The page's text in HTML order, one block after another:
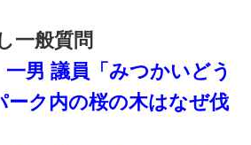
一般質問
男 議員「みつかいどう
ーク内の桜の木はなぜ伐